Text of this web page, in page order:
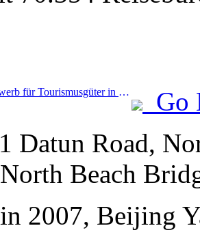
Prev:Der Wettbewerb für Tourismusgüter in China wurde erfolgreich in Xiangtan, Hunan, abgehalten.
Go
Datun Road,
Beach
2007, Beijing